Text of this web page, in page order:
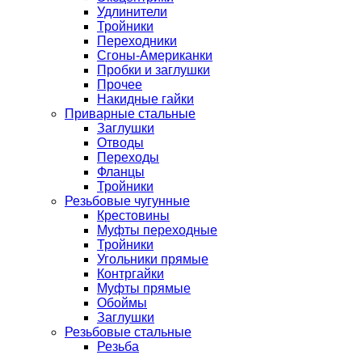
Удлинители
Тройники
Переходники
Сгоны-Американки
Пробки и заглушки
Прочее
Накидные гайки
Приварные стальные
Заглушки
Отводы
Переходы
Фланцы
Тройники
Резьбовые чугунные
Крестовины
Муфты переходные
Тройники
Угольники прямые
Контргайки
Муфты прямые
Обоймы
Заглушки
Резьбовые стальные
Резьба